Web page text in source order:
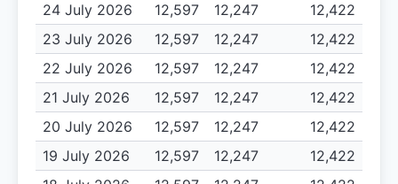
24 July 2026
12,597 12,247
12,422
23 July 2026
12,597 12,247
12,422
22 July 2026
12,597 12,247
12,422
21 July 2026
12,597 12,247
12,422
20 July 2026
12,597 12,247
12,422
19 July 2026
12,597 12,247
12,422